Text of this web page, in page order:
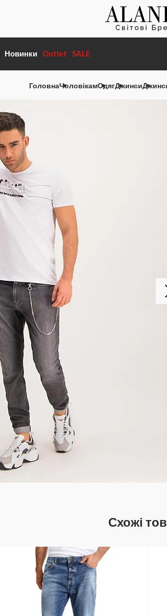
Новинки Outlet SALE
ГоловнаЧоловікамОдягДжинси
Схожі